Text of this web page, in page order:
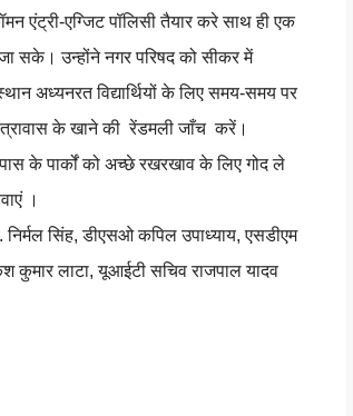
एंट्री-एग्जिट पॉलिसी तैयार करे साथ ही एक
सके। उन्होंने नगर परिषद को सीकर में
अध्यनरत विद्यार्थियों के लिए समय-समय पर
के खाने की रेंडमली जाँच करें।
के पार्कों को अच्छे रखरखाव के लिए गोद ले
।
सिंह, डीएसओ कपिल उपाध्याय, एसडीएम
कुमार लाटा, यूआईटी सचिव राजपाल यादव